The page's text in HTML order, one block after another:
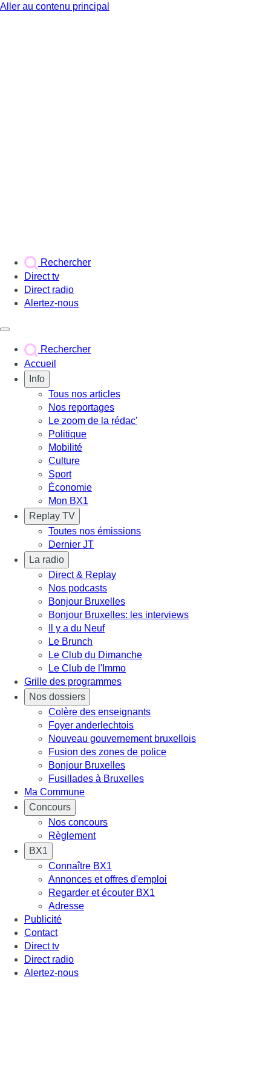
Aller au contenu principal
Rechercher
Direct tv
Direct radio
Alertez-nous
Rechercher
Accueil
Info
Tous nos articles
Nos reportages
Le zoom de la rédac'
Politique
Mobilité
Culture
Sport
Économie
Mon BX1
Replay TV
Toutes nos émissions
Dernier JT
La radio
Direct & Replay
Nos podcasts
Bonjour Bruxelles
Bonjour Bruxelles: les interviews
Il y a du Neuf
Le Brunch
Le Club du Dimanche
Le Club de l'Immo
Grille des programmes
Nos dossiers
Colère des enseignants
Foyer anderlechtois
Nouveau gouvernement bruxellois
Fusion des zones de police
Bonjour Bruxelles
Fusillades à Bruxelles
Ma Commune
Concours
Nos concours
Règlement
BX1
Connaître BX1
Annonces et offres d'emploi
Regarder et écouter BX1
Adresse
Publicité
Contact
Direct tv
Direct radio
Alertez-nous